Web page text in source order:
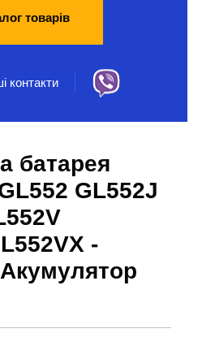
товарів
контакти
батарея
GL552J
-